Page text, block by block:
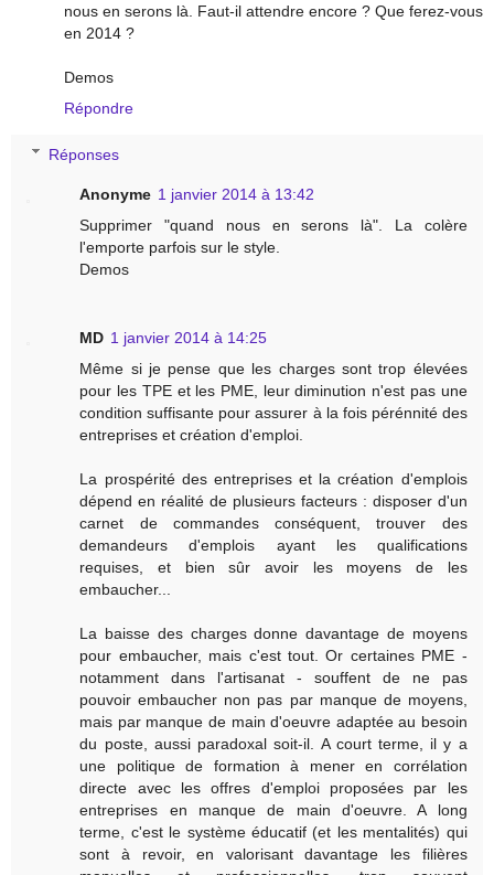
nous en serons là. Faut-il attendre encore ? Que ferez-vous
en 2014 ?
Demos
Répondre
Réponses
Anonyme 1 janvier 2014 à 13:42
Supprimer "quand nous en serons là". La colère
l'emporte parfois sur le style.
Demos
MD 1 janvier 2014 à 14:25
Même si je pense que les charges sont trop élevées
pour les TPE et les PME, leur diminution n'est pas une
condition suffisante pour assurer à la fois pérénnité des
entreprises et création d'emploi.
La prospérité des entreprises et la création d'emplois
dépend en réalité de plusieurs facteurs : disposer d'un
carnet de commandes conséquent, trouver des
demandeurs d'emplois ayant les qualifications
requises, et bien sûr avoir les moyens de les
embaucher...
La baisse des charges donne davantage de moyens
pour embaucher, mais c'est tout. Or certaines PME -
notamment dans l'artisanat - souffent de ne pas
pouvoir embaucher non pas par manque de moyens,
mais par manque de main d'oeuvre adaptée au besoin
du poste, aussi paradoxal soit-il. A court terme, il y a
une politique de formation à mener en corrélation
directe avec les offres d'emploi proposées par les
entreprises en manque de main d'oeuvre. A long
terme, c'est le système éducatif (et les mentalités) qui
sont à revoir, en valorisant davantage les filières